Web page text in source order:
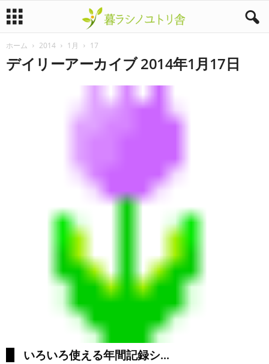
暮ホーム 2014 1月 17
デイリーアーカイブ 2014年1月17日
いろいろ使える年間記録シ...